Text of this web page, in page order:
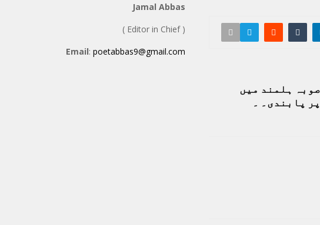
ہلمند میں
پابندی۔ ۔
Jamal Abbas
( Editor in Chief )
Email: poetabbas9@gmail.com